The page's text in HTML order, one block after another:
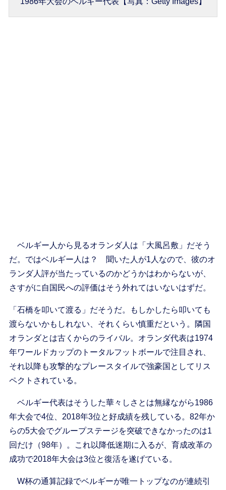
ベルギー人から見るオランダ人は「大風呂敷」だそう
だ。ではベルギー人は？ 聞いた人が1人なので、彼のオ
ランダ人評が当たっているのかどうかはわからないが、
さすがに自国民への評価はそう外れてはいないはずだ。
「石橋を叩いて渡る」だそうだ。もしかしたら叩いても
渡らないかもしれない、それくらい慎重だという。隣国
オランダとは古くからのライバル。オランダ代表は1974
年ワールドカップのトータルフットボールで注目され、
それ以降も攻撃的なプレースタイルで強豪国としてリス
ペクトされている。
ベルギー代表はそうした華々しさとは無縁ながら1986
年大会で4位、2018年3位と好成績を残している。82年か
らの5大会でグループステージを突破できなかったのは1
回だけ（98年）。これ以降低迷期に入るが、育成改革の
成功で2018年大会は3位と復活を遂げている。
W杯の通算記録でベルギーが唯一トップなのが連続引